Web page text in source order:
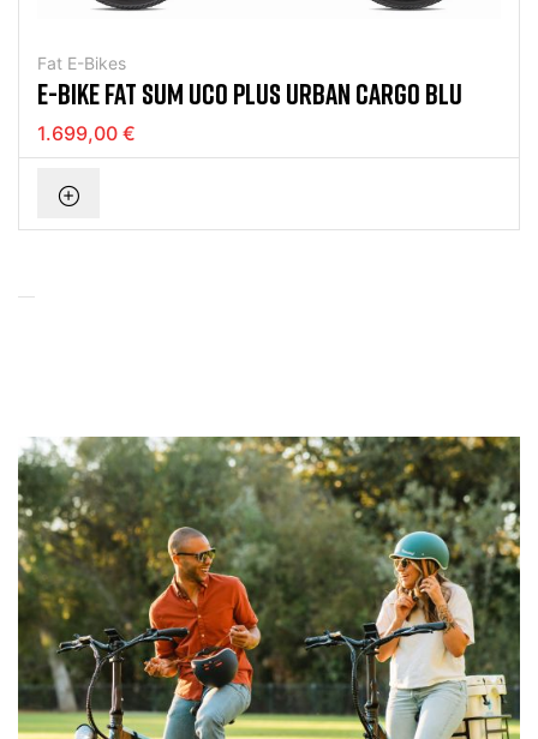
Fat E-Bikes
E-BIKE FAT SUM UCO PLUS URBAN CARGO BLU
1.699,00 €